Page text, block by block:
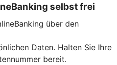
selbst frei
über den
Daten. Halten Sie Ihre
bereit.